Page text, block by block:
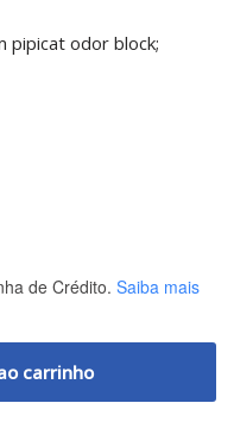
pipicat odor block;
de Crédito. Saiba mais
carrinho